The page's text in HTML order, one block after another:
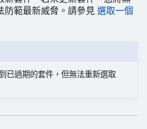
防範最新威脅。請參見 選取一個
已過期的套件，但無法重新選取